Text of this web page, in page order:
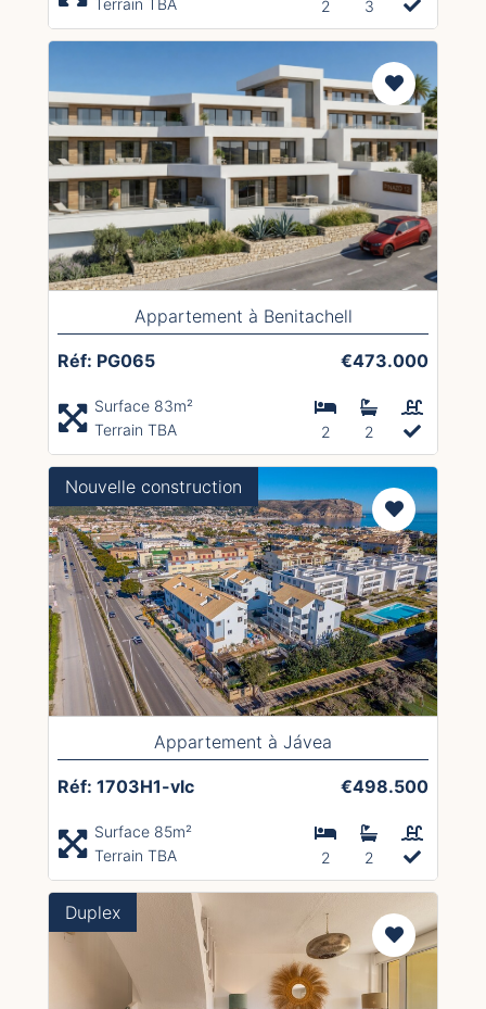
Terrain TBA
2 3
Appartement à Benitachell
Réf: PG065 €473.000
Surface 83m²
Terrain TBA
2 2
Nouvelle construction
Appartement à Jávea
Réf: 1703H1-vlc €498.500
Surface 85m²
Terrain TBA
2 2
Duplex